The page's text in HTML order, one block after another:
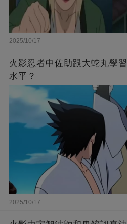
2025/10/17
火影忍者中佐助跟大蛇丸學
水平？
2025/10/17